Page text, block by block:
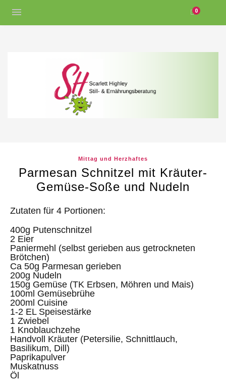
0
Mittag und Herzhaftes
Parmesan Schnitzel mit Kräuter-
Gemüse-Soße und Nudeln
Zutaten für 4 Portionen:
400g Putenschnitzel
2 Eier
Paniermehl (selbst gerieben aus getrockneten
Brötchen)
Ca 50g Parmesan gerieben
200g Nudeln
150g Gemüse (TK Erbsen, Möhren und Mais)
100ml Gemüsebrühe
200ml Cuisine
1-2 EL Speisestärke
1 Zwiebel
1 Knoblauchzehe
Handvoll Kräuter (Petersilie, Schnittlauch,
Basilikum, Dill)
Paprikapulver
Muskatnuss
Öl